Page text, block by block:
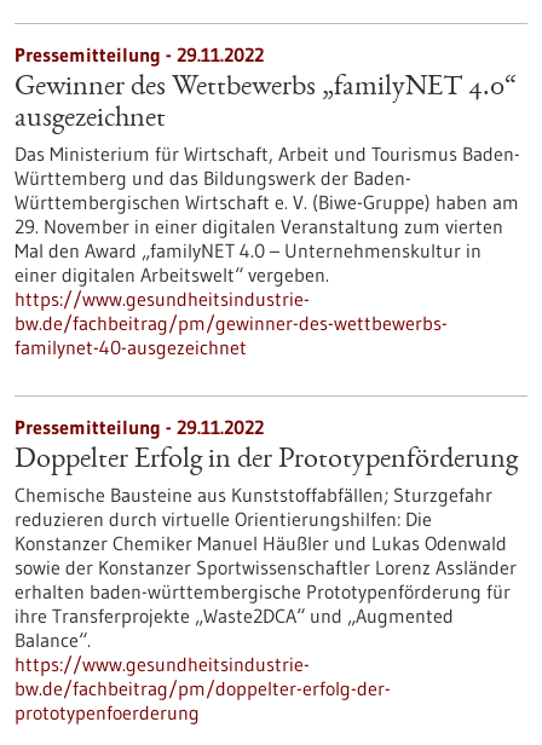
Pressemitteilung - 29.11.2022
Gewinner des Wettbewerbs „familyNET 4.0“
ausgezeichnet
Das Ministerium für Wirtschaft, Arbeit und Tourismus Baden-
Württemberg und das Bildungswerk der Baden-
Württembergischen Wirtschaft e. V. (Biwe-Gruppe) haben am
29. November in einer digitalen Veranstaltung zum vierten
Mal den Award „familyNET 4.0 – Unternehmenskultur in
einer digitalen Arbeitswelt“ vergeben.
https://www.gesundheitsindustrie-
bw.de/fachbeitrag/pm/gewinner-des-wettbewerbs-
familynet-40-ausgezeichnet
Pressemitteilung - 29.11.2022
Doppelter Erfolg in der Prototypenförderung
Chemische Bausteine aus Kunststoffabfällen; Sturzgefahr
reduzieren durch virtuelle Orientierungshilfen: Die
Konstanzer Chemiker Manuel Häußler und Lukas Odenwald
sowie der Konstanzer Sportwissenschaftler Lorenz Assländer
erhalten baden-württembergische Prototypenförderung für
ihre Transferprojekte „Waste2DCA“ und „Augmented
Balance“.
https://www.gesundheitsindustrie-
bw.de/fachbeitrag/pm/doppelter-erfolg-der-
prototypenfoerderung